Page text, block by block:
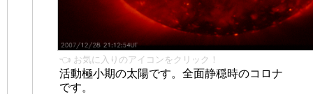
👈 お気に入りのアイコンをクリック！
活動極小期の太陽です。全面静穏時のコロナ
です。